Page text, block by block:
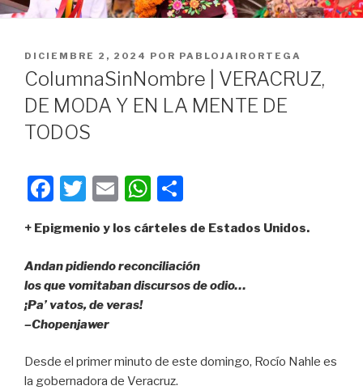
PUBLICADO
EN
DICIEMBRE 2, 2024 POR PABLOJAIRORTEGA
ColumnaSinNombre | VERACRUZ,
DE MODA Y EN LA MENTE DE
TODOS
F
c
e
b
o
k
T
tt
er
E
ail
W
at
s
A
m
p
ar
+ Epigmenio y los cárteles de Estados Unidos.
Andan pidiendo reconciliación
los que vomitaban discursos de odio…
¡Pa’ vatos, de veras!
–Chopenjawer
Desde el primer minuto de este domingo, Rocío Nahle es
la gobernadora de Veracruz.